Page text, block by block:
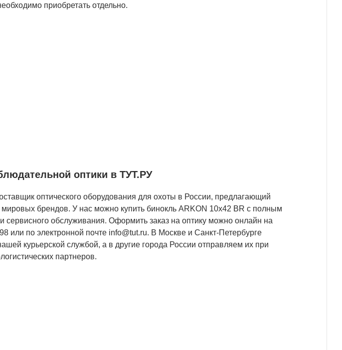
приобретать отдельно.
оптики в ТУТ.РУ
оптического оборудования для охоты в России, предлагающий
брендов. У нас можно купить бинокль ARKON 10x42 BR с полным
сервисного обслуживания. Оформить заказ на оптику можно онлайн на
или по электронной почте info@tut.ru. В Москве и Санкт-Петербурге
курьерской службой, а в другие города России отправляем их при
партнеров.